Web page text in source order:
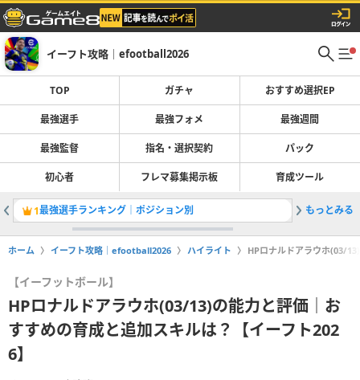
イーフト攻略｜efootball2026
TOP ガチャ おすすめ選択EP
最強選手 最強フォメ 最強週間
最強監督 指名・選択契約 パック
初心者 フレマ募集掲示板 育成ツール
1最強選手ランキング｜ポジション別 2
もっとみる
ホーム イーフト攻略｜efootball2026 ハイライト HPロナルドアラウホ(03/
【イーフットボール】
HPロナルドアラウホ(03/13)の能力と評価｜お
すすめの育成と追加スキルは？【イーフト202
6】